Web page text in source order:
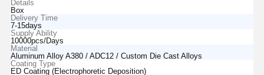
Details
Box
Delivery Time
7-15days
Supply Ability
10000pcs/Days
Material
Aluminum Alloy A380 / ADC12 / Custom Die Cast Alloys
Coating Type
ED Coating (Electrophoretic Deposition)